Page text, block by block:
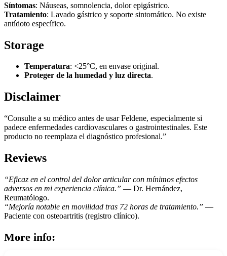
Síntomas: Náuseas, somnolencia, dolor epigástrico.
Tratamiento: Lavado gástrico y soporte sintomático. No existe
antídoto específico.
Storage
Temperatura: <25°C, en envase original.
Proteger de la humedad y luz directa.
Disclaimer
“Consulte a su médico antes de usar Feldene, especialmente si
padece enfermedades cardiovasculares o gastrointestinales. Este
producto no reemplaza el diagnóstico profesional.”
Reviews
“Eficaz en el control del dolor articular con mínimos efectos
adversos en mi experiencia clínica.” — Dr. Hernández,
Reumatólogo.
“Mejoría notable en movilidad tras 72 horas de tratamiento.” —
Paciente con osteoartritis (registro clínico).
More info: